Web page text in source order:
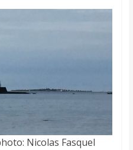
Nicolas Fasquel